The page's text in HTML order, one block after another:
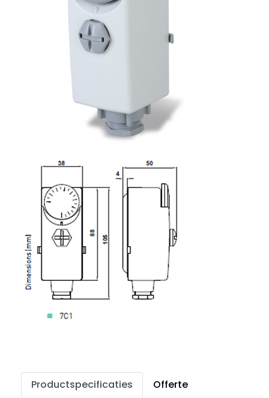
Productspecificaties
Offerte